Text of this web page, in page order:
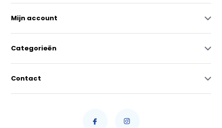
Mijn account
Categorieën
Contact